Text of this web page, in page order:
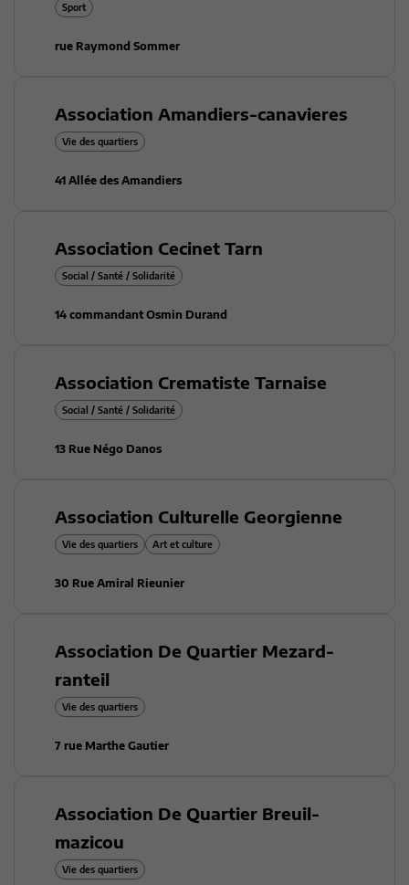
Sport
rue Raymond Sommer
Association Amandiers-canavieres
Vie des quartiers
41 Allée des Amandiers
Association Cecinet Tarn
Social / Santé / Solidarité
14 commandant Osmin Durand
Association Crematiste Tarnaise
Social / Santé / Solidarité
13 Rue Négo Danos
Association Culturelle Georgienne
Vie des quartiers Art et culture
30 Rue Amiral Rieunier
Association De Quartier Mezard-
ranteil
Vie des quartiers
7 rue Marthe Gautier
Association De Quartier Breuil-
mazicou
Vie des quartiers